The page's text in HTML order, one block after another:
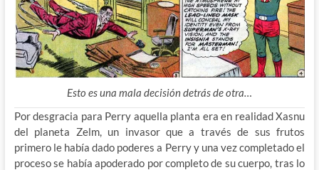
Esto es una mala decisión detrás de otra…
Por desgracia para Perry aquella planta era en realidad Xasnu
del planeta Zelm, un invasor que a través de sus frutos
primero le había dado poderes a Perry y una vez completado el
proceso se había apoderado por completo de su cuerpo, tras lo